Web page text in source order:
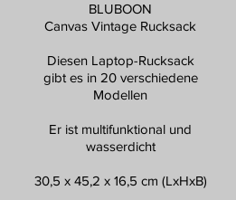
BLUBOON
Canvas Vintage Rucksack
Diesen Laptop-Rucksack
gibt es in 20 verschiedene
Modellen
Er ist multifunktional und
wasserdicht
30,5 x 45,2 x 16,5 cm (LxHxB)